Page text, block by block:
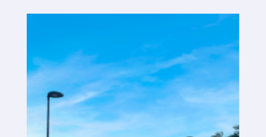
Plataforma SaaS
Plataforma SaaS
Beneficios
Para quién